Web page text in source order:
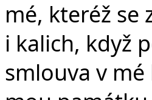
mé, kteréž se
i kalich, když
smlouva v